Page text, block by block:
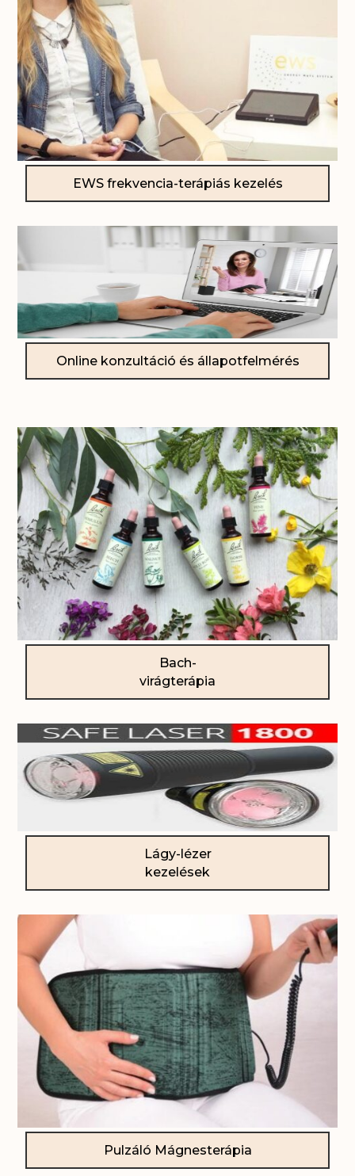
EWS frekvencia-terápiás kezelés
Online konzultáció és állapotfelmérés
Bach-
virágterápia
Lágy-lézer
kezelések
Pulzáló Mágnesterápia